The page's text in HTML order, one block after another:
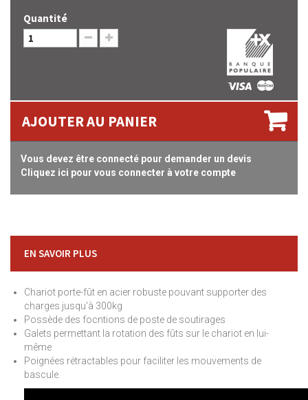
Quantité
AJOUTER AU PANIER
Vous devez être connecté pour demander un devis
Cliquez ici pour vous connecter à votre compte
EN SAVOIR PLUS
Chariot porte-fût en acier robuste pouvant supporter des
charges jusqu'à 300kg
Possède des focntions de poste de soutirages
Galets permettant la rotation des fûts sur le chariot en lui-
même
Poignées rétractables pour faciliter les mouvements de
bascule.